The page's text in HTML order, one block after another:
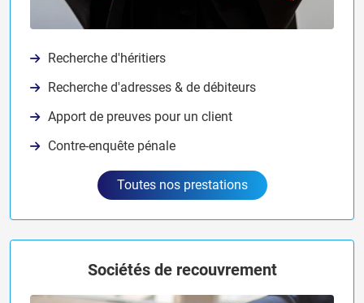
Recherche d'héritiers
Recherche d'adresses & de débiteurs
Apport de preuves pour un client
Contre-enquête pénale
Toutes nos prestations
Sociétés de recouvrement